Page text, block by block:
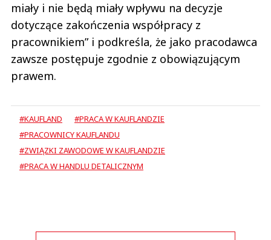
miały i nie będą miały wpływu na decyzje
dotyczące zakończenia współpracy z
pracownikiem” i podkreśla, że jako pracodawca
zawsze postępuje zgodnie z obowiązującym
prawem.
#KAUFLAND
#PRACA W KAUFLANDZIE
#PRACOWNICY KAUFLANDU
#ZWIĄZKI ZAWODOWE W KAUFLANDZIE
#PRACA W HANDLU DETALICZNYM